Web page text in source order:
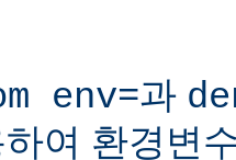
env=과
여 환경변